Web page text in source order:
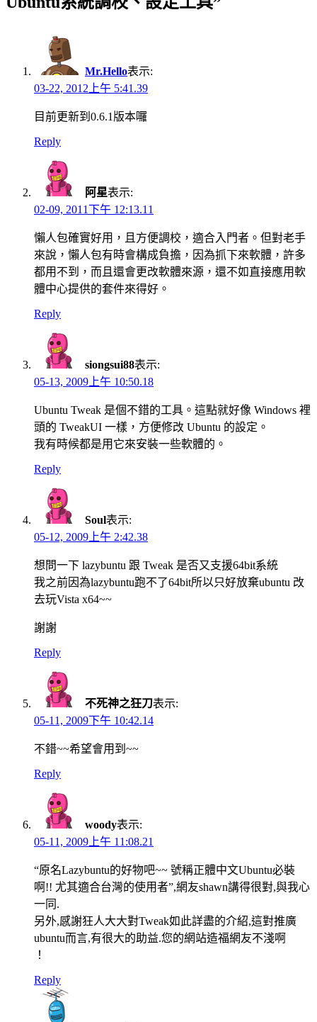
Mr.Hello表示:
03-22, 2012上午 5:41.39
目前更新到0.6.1版本囉
Reply
阿星表示:
02-09, 2011下午 12:13.11
懶人包確實好用，且方便調校，適合入門者。但對老手
來說，懶人包有時會構成負擔，因為抓下來軟體，許多
都用不到，而且還會更改軟體來源，還不如直接應用軟
體中心提供的套件來得好。
Reply
siongsui88表示:
05-13, 2009上午 10:50.18
Ubuntu Tweak 是個不錯的工具。這點就好像 Windows 裡
頭的 TweakUI 一樣，方便修改 Ubuntu 的設定。
我有時候都是用它來安裝一些軟體的。
Reply
Soul表示:
05-12, 2009上午 2:42.38
想問一下 lazybuntu 跟 Tweak 是否又支援64bit系統
我之前因為lazybuntu跑不了64bit所以只好放棄ubuntu 改
去玩Vista x64~~
謝謝
Reply
不死神之狂刀表示:
05-11, 2009下午 10:42.14
不錯~~希望會用到~~
Reply
woody表示:
05-11, 2009上午 11:08.21
“原名Lazybuntu的好物吧~~ 號稱正體中文Ubuntu必裝
啊!! 尤其適合台灣的使用者”,網友shawn講得很對,與我心
一同.
另外,感謝狂人大大對Tweak如此詳盡的介紹,這對推廣
ubuntu而言,有很大的助益.您的網站造福網友不淺啊
！
Reply